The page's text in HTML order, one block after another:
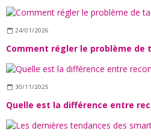
24/01/2026
30/11/2025